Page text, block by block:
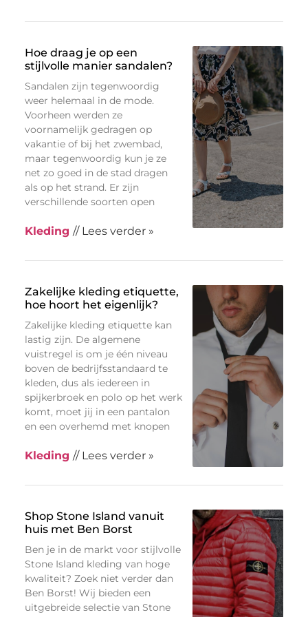
Hoe draag je op een
stijlvolle manier sandalen?
Sandalen zijn tegenwoordig
weer helemaal in de mode.
Voorheen werden ze
voornamelijk gedragen op
vakantie of bij het zwembad,
maar tegenwoordig kun je ze
net zo goed in de stad dragen
als op het strand. Er zijn
verschillende soorten open
Kleding // Lees verder »
Zakelijke kleding etiquette,
hoe hoort het eigenlijk?
Zakelijke kleding etiquette kan
lastig zijn. De algemene
vuistregel is om je één niveau
boven de bedrijfsstandaard te
kleden, dus als iedereen in
spijkerbroek en polo op het werk
komt, moet jij in een pantalon
en een overhemd met knopen
Kleding // Lees verder »
Shop Stone Island vanuit
huis met Ben Borst
Ben je in de markt voor stijlvolle
Stone Island kleding van hoge
kwaliteit? Zoek niet verder dan
Ben Borst! Wij bieden een
uitgebreide selectie van Stone